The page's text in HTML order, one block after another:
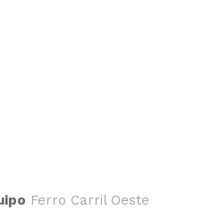
Ferro Carril Oeste